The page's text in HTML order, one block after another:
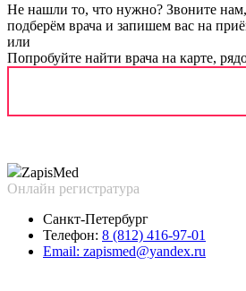
Не нашли то, что нужно? Звоните
подберём врача и запишем вас на
или
Попробуйте найти врача на карте,
ZapisMed
Онлайн регистратура
Санкт-Петербург
Телефон: 8 (812) 416-97-01
Email: zapismed@yandex.ru